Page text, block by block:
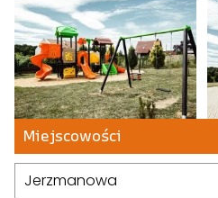
Miejscowości
Jerzmanowa